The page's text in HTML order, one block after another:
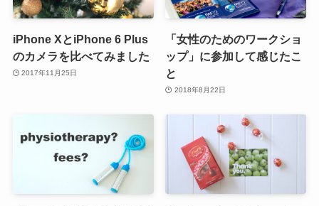
iPhone XとiPhone 6 Plus
のカメラを比べてみました
2017年11月25日
「女性のためのワークショ
ップ」に参加して感じたこ
と
2018年8月22日